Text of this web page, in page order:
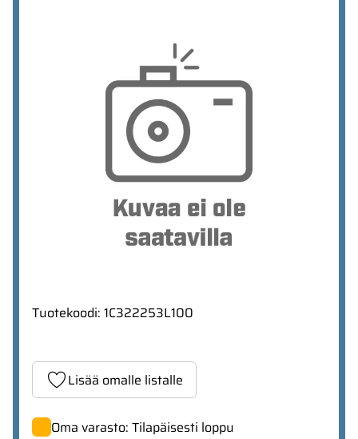
Tuotekoodi: 1C322253L100
Lisää omalle listalle
Oma varasto: Tilapäisesti loppu